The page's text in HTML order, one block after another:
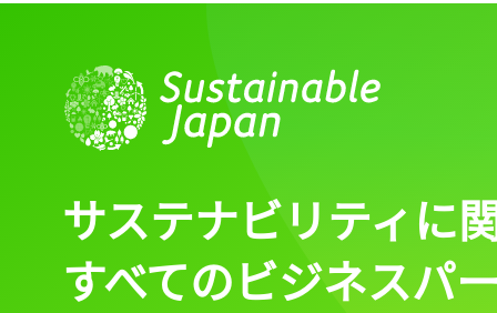
サステナビリティに
すべてのビジネスパ